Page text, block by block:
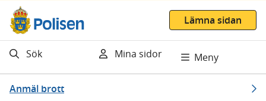
Gå direkt till innehåll
Lämna sidan
Sök Mina sidor Meny
Anmäl brott